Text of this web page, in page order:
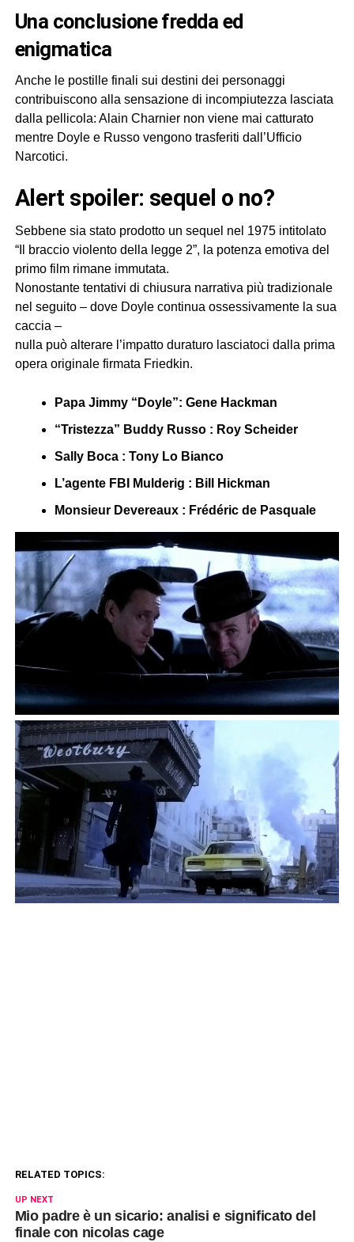
una conclusione fredda ed
enigmatica
Anche le postille finali sui destini dei personaggi
contribuiscono alla sensazione di incompiutezza lasciata
dalla pellicola: Alain Charnier non viene mai catturato
mentre Doyle e Russo vengono trasferiti dall’Ufficio
Narcotici.
alert spoiler: sequel o no?
Sebbene sia stato prodotto un sequel nel 1975 intitolato
“Il braccio violento della legge 2”, la potenza emotiva del
primo film rimane immutata.
Nonostante tentativi di chiusura narrativa più tradizionale
nel seguito – dove Doyle continua ossessivamente la sua
caccia –
nulla può alterare l’impatto duraturo lasciatoci dalla prima
opera originale firmata Friedkin.
Papa Jimmy “Doyle”: Gene Hackman
“Tristezza” Buddy Russo : Roy Scheider
Sally Boca : Tony Lo Bianco
L’agente FBI Mulderig : Bill Hickman
Monsieur Devereaux : Frédéric de Pasquale
RELATED TOPICS:
UP NEXT
Mio padre è un sicario: analisi e significato del
finale con nicolas cage